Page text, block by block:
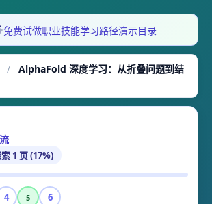
·免费试做职业技能学习路径演示目录
/
AlphaFold 深度学习：从折叠问题到结
1 页 (17%)
4 5 6